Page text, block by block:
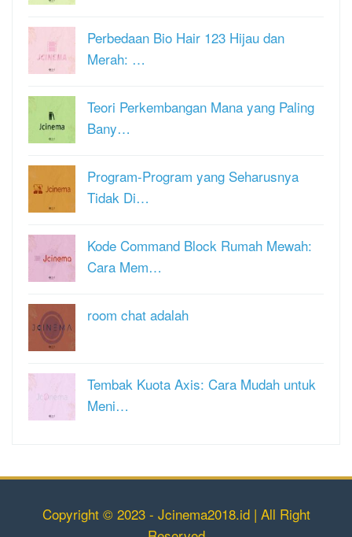
Perbedaan Bio Hair 123 Hijau dan
Merah: …
Teori Perkembangan Mana yang Paling
Bany…
Program-Program yang Seharusnya
Tidak Di…
Kode Command Block Rumah Mewah:
Cara Mem…
room chat adalah
Tembak Kuota Axis: Cara Mudah untuk
Meni…
Copyright © 2023 - Jcinema2018.id | All Right